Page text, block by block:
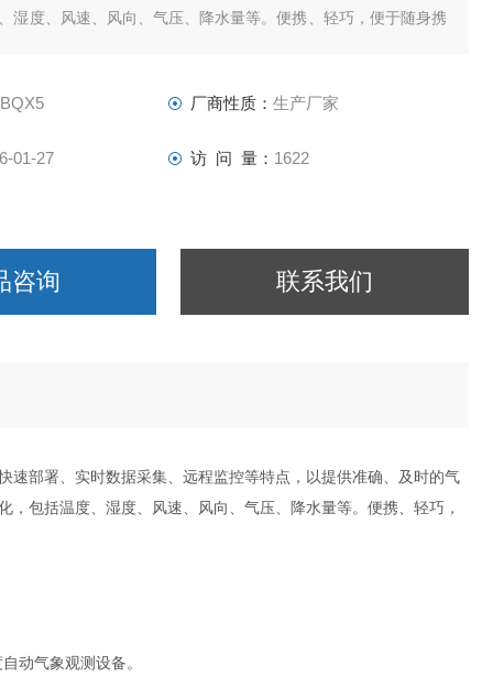
湿度、风速、风向、气压、降水量等。便携、轻巧，便于随身携
厂商性质： 生产厂家
01-27 访 问 量： 1622
咨询 联系我们
部署、实时数据采集、远程监控等特点，以提供准确、及时的气
，包括温度、湿度、风速、风向、气压、降水量等。便携、轻巧，
动气象观测设备。